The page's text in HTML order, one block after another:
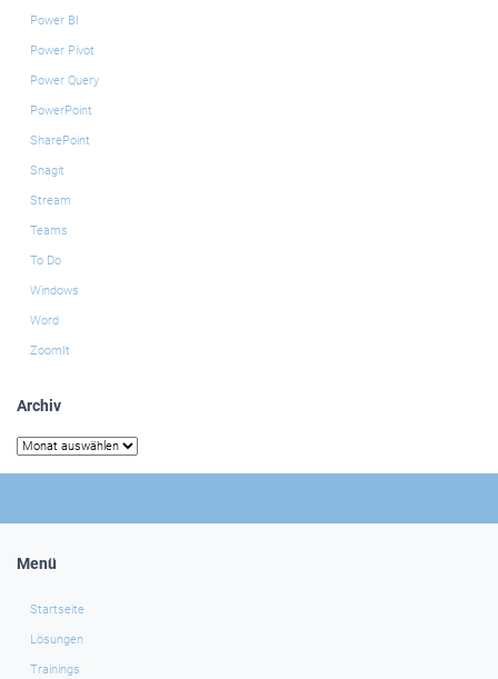
Power BI
Power Pivot
Power Query
PowerPoint
SharePoint
Snagit
Stream
Teams
To Do
Windows
Word
ZoomIt
Archiv
Archiv
Menü
Startseite
Lösungen
Trainings